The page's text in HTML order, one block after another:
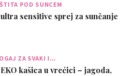
POD SUNCEM
sensitive sprej za sunčanje
ZA SVAKI I…
kašica u vrećici – jagoda,